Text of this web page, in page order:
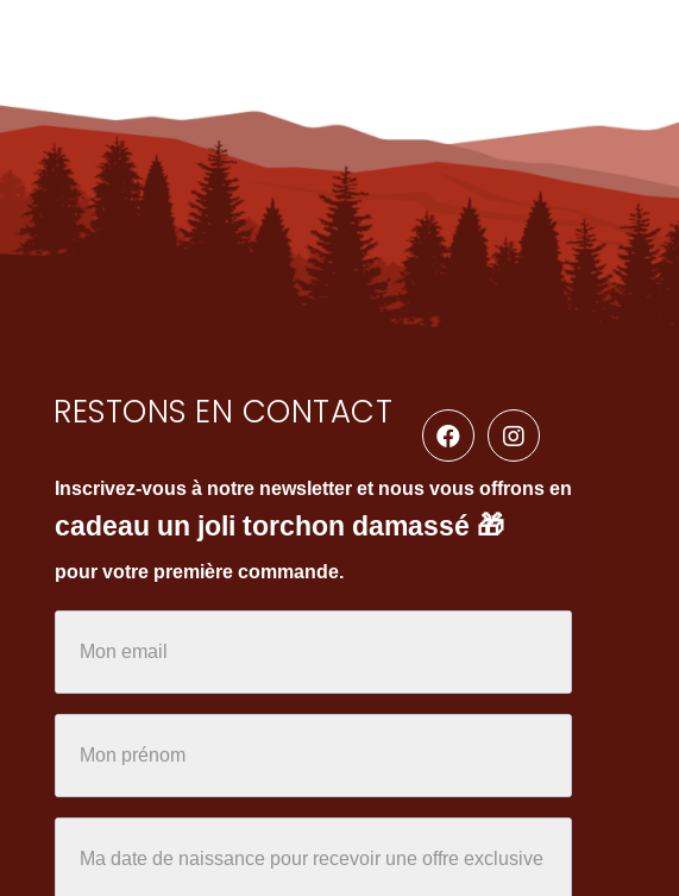
RESTONS EN CONTACT
Inscrivez-vous à notre newsletter et nous vous offrons en
cadeau un joli torchon damassé 🎁
pour votre première commande.